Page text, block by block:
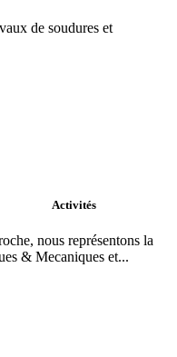
de soudures et
Activités
nous représentons la
& Mecaniques et...